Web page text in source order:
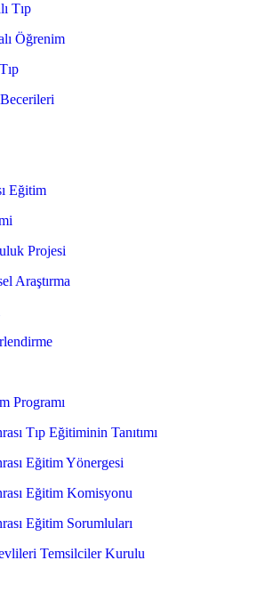
Tıp
Öğrenim
Eğitim
Projesi
Araştırma
Programı
Tıp Eğitiminin Tanıtımı
Eğitim Yönergesi
Eğitim Komisyonu
Eğitim Sorumluları
Temsilciler Kurulu